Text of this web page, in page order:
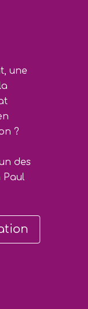
une
?
des
Paul